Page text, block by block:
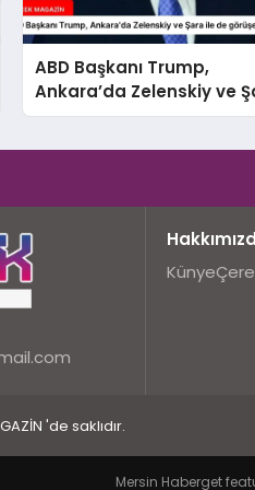
ABD Başkanı Trump,
Ankara’da Zelenskiy ve
ile de görüşecek
Künye
'de saklıdır.
Mersin Haberget